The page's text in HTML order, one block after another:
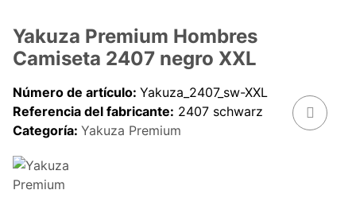
Yakuza Premium Hombres
Camiseta 2407 negro XXL
Número de artículo: Yakuza_2407_sw-XXL
Referencia del fabricante: 2407 schwarz
Categoría: Yakuza Premium